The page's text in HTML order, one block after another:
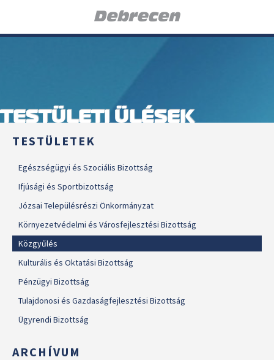
TESTÜLETI ÜLÉSEK
TESTÜLETEK
Egészségügyi és Szociális Bizottság
Ifjúsági és Sportbizottság
Józsai Településrészi Önkormányzat
Környezetvédelmi és Városfejlesztési Bizottság
Közgyűlés
Kulturális és Oktatási Bizottság
Pénzügyi Bizottság
Tulajdonosi és Gazdaságfejlesztési Bizottság
Ügyrendi Bizottság
ARCHÍVUM